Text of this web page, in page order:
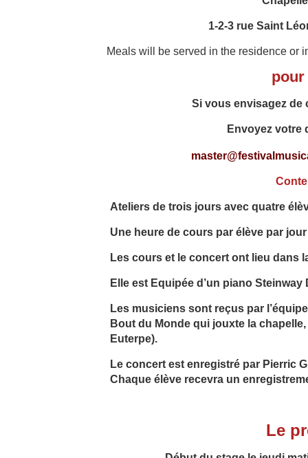
1-2-3 rue Saint
Meals will be served in the residence or
Si vous envisagez de
Envoyezvotre
Ateliers de trois jours avec quatre
Une heure de cours par élève par
Les cours et le concert ont lieu dans
Elle est Equipée d’un piano
Les musiciens sont reçus par
Bout du Monde qui jouxte la
Euterpe).
Le concert est enregistré par Pierric
Chaque élève recevra un
Le